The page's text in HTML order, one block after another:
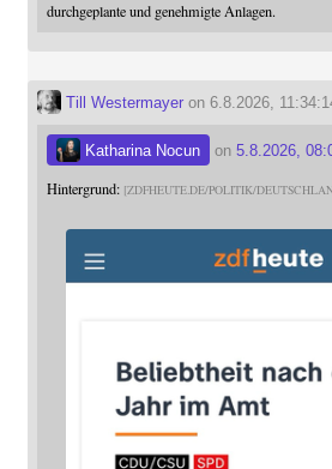
durchgeplante und genehmigte Anlagen.
Till Westermayeron 6.8.2026,
Katharina Nocun on 5.8.2026,
Hintergrund: ZDFHEUTE.DE/POLITIK/